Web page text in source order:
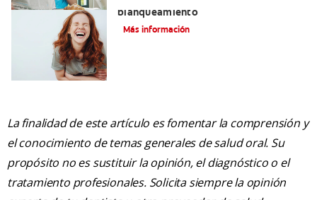
blanqueamiento
Más información
La finalidad de este artículo es fomentar la comprensión y
el conocimiento de temas generales de salud oral. Su
propósito no es sustituir la opinión, el diagnóstico o el
tratamiento profesionales. Solicita siempre la opinión